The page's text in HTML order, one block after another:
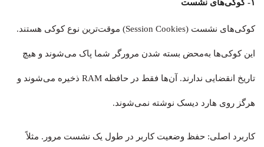
۱- کوکی‌های نشست
کوکی‌های نشست (Session Cookies) موقت‌ترین نوع کوکی هستند.
این کوکی‌ها به‌محض بسته شدن مرورگر شما پاک می‌شوند و هیچ
تاریخ انقضایی ندارند. آن‌ها فقط در حافظه RAM ذخیره می‌شوند و
هرگز روی هارد دیسک نوشته نمی‌شوند.
کاربرد اصلی: حفظ وضعیت کاربر در طول یک نشست مرور. مثلاً